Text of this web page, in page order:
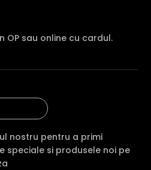
OP sau online cu cardul.
nostru pentru a primi
speciale si produsele noi pe